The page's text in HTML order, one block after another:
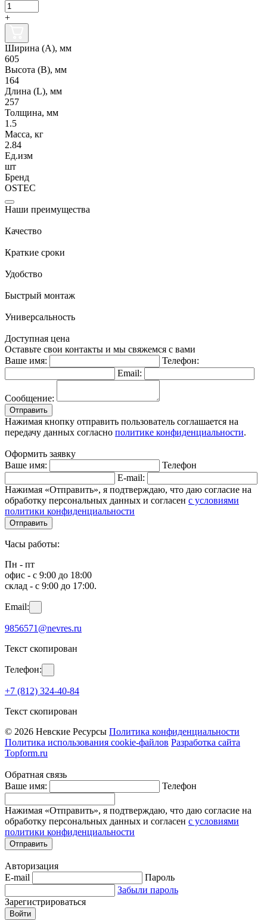
+
Ширина (А), мм
605
Высота (В), мм
164
Длина (L), мм
257
Толщина, мм
1.5
Масса, кг
2.84
Ед.изм
шт
Бренд
OSTEC
Наши преимущества
Качество
Краткие сроки
Удобство
Быстрый монтаж
Универсальность
Доступная цена
Оставьте свои контакты и мы свяжемся с вами
Ваше имя:
Телефон:
Email:
Сообщение:
Отправить
Нажимая кнопку отправить пользователь соглашается на
передачу данных согласно политике конфиденциальности.
Оформить заявку
Ваше имя:
Телефон
E-mail:
Нажимая «Отправить», я подтверждаю, что даю согласие на
обработку персональных данных и согласен с условиями
политики конфиденциальности
Отправить
Часы работы:
Пн - пт
офис - с 9:00 до 18:00
склад - с 9:00 до 17:00.
Email:
9856571@nevres.ru
Текст скопирован
Телефон:
+7 (812) 324-40-84
Текст скопирован
© 2026 Невские Ресурсы Политика конфиденциальности
Политика использования cookie-файлов Разработка сайта
Topform.ru
Обратная связь
Ваше имя:
Телефон
Нажимая «Отправить», я подтверждаю, что даю согласие на
обработку персональных данных и согласен с условиями
политики конфиденциальности
Отправить
Авторизация
E-mail
Пароль
Забыли пароль
Зарегистрироваться
Войти